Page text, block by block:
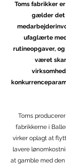
Toms fabrikker
gælder det
ufaglærte
rutineopgaver,
været
Toms
fabrikkerne i
virker oplagt at
lavere
at gamble med